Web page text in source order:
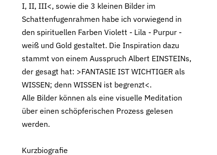
I, II, III<, sowie die 3 kleinen Bilder im
Schattenfugenrahmen habe ich vorwiegend in
den spirituellen Farben Violett - Lila - Purpur -
weiß und Gold gestaltet. Die Inspiration dazu
stammt von einem Ausspruch Albert EINSTEINs,
der gesagt hat: >FANTASIE IST WICHTIGER als
WISSEN; denn WISSEN ist begrenzt<.
Alle Bilder können als eine visuelle Meditation
über einen schöpferischen Prozess gelesen
werden.
Kurzbiografie